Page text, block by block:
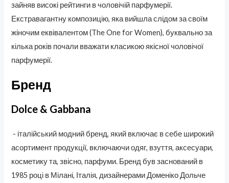
зайняв високі рейтинги в чоловічій парфумерії.
Екстравагантну композицію, яка вийшла слідом за своїм
жіночим еквівалентом (The One for Women), буквально за
кілька років почали вважати класикою якісної чоловічої
парфумерії.
Бренд
Dolce & Gabbana
- італійський модний бренд, який включає в себе широкий
асортимент продукції, включаючи одяг, взуття, аксесуари,
косметику та, звісно, парфуми. Бренд був заснований в
1985 році в Мілані, Італія, дизайнерами Доменіко Дольче